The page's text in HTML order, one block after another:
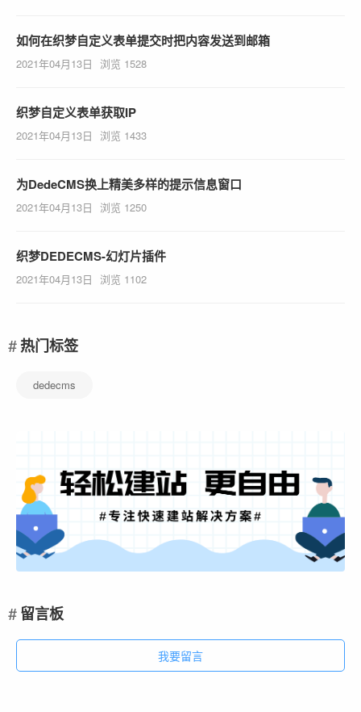
如何在织梦自定义表单提交时把内容发送到邮箱
2021年04月13日 浏览 1528
织梦自定义表单获取IP
2021年04月13日 浏览 1433
为DedeCMS换上精美多样的提示信息窗口
2021年04月13日 浏览 1250
织梦DEDECMS-幻灯片插件
2021年04月13日 浏览 1102
热门标签
dedecms
留言板
我要留言